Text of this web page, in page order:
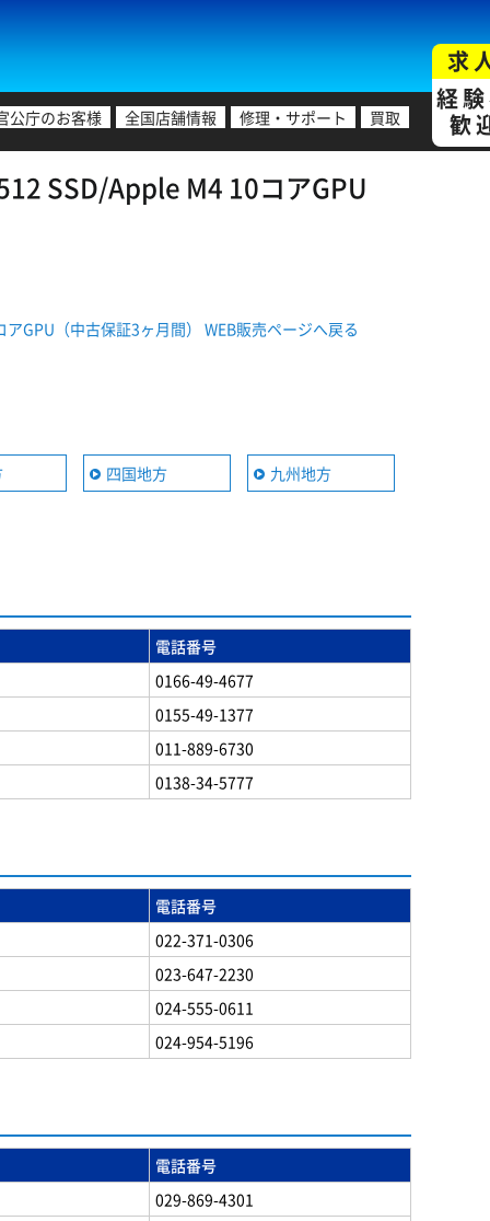
公庁のお客様 全国店舗情報 修理・サポート 買取
求
経
歓
SSD/Apple M4 10コアGPU
GPU（中古保証3ヶ月間） WEB販売ページへ戻る
四国地方 九州地方
電話番号
0166-49-4677
0155-49-1377
011-889-6730
0138-34-5777
電話番号
022-371-0306
023-647-2230
024-555-0611
024-954-5196
電話番号
029-869-4301